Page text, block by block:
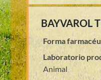
BAYVAROL
Forma
Laboratorio
Animal